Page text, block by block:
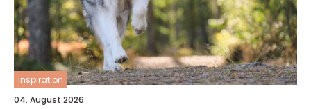
inspiration
04. August 2026